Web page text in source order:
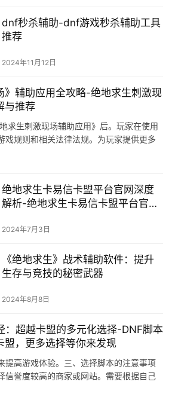
dnf秒杀辅助-dnf游戏秒杀辅助工具
推荐
2024年11月12日
》辅助应用全攻略-绝地求生刺激现
与推荐
求生刺激现场辅助应用》后。玩家在使用
戏规则和相关法律法规。为玩家提供更多
绝地求生卡易信卡盟平台官网深度
解析-绝地求生卡易信卡盟平台官网
2024年7月3日
《绝地求生》战术辅助软件：提升
生存与竞技的秘密武器
2024年8月8日
：超越卡盟的多元化选择-DNF脚本
盟，更多选择等你来发现
提高游戏体验。三、选择脚本的注意事项
信誉度较高的商家或网站。需要根据自己